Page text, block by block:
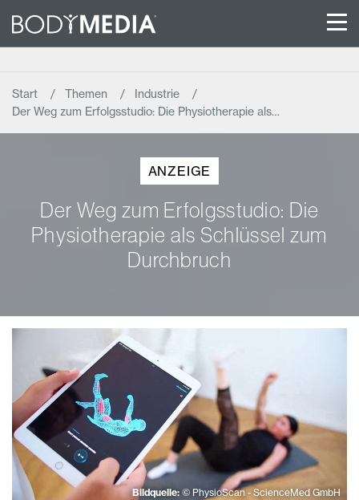
Start Themen
Industrie
Der Weg zum Erfolgsstudio: Die Physiotherapie als…
ANZEIGE
Der Weg zum Erfolgsstudio: Die
Physiotherapie als Schlüssel zum
Durchbruch
Bildquelle: ©️ PhysioScan - ScienceMed GmbH